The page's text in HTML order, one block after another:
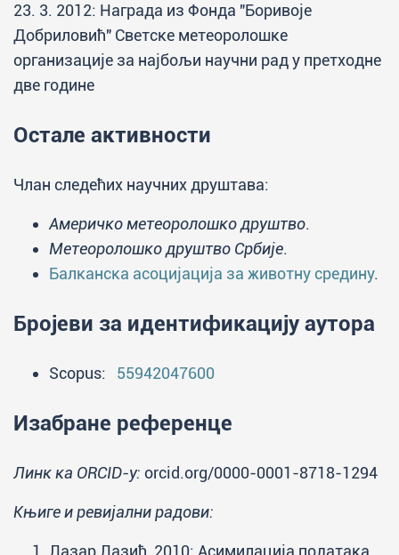
23. 3. 2012: Награда из Фонда "Боривоје
Добриловић" Светске метеоролошке
организације за најбољи научни рад у претходне
две године
Остале активности
Члан следећих научних друштава:
Америчко метеоролошко друштво.
Метеоролошко друштво Србије.
Балканска асоцијација за животну средину.
Бројеви за идентификацију аутора
Scopus: 55942047600
Изабране референце
Линк ка ORCID-у: orcid.org/0000-0001-8718-1294
Књиге и ревијални радови:
Лазар Лазић, 2010: Асимилација података.